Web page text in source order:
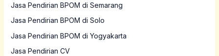
Jasa Pendirian BPOM di Semarang
Jasa Pendirian BPOM di Solo
Jasa Pendirian BPOM di Yogyakarta
Jasa Pendirian CV